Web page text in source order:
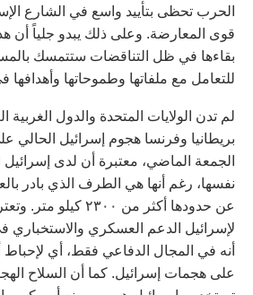
الحرب تحظى بتأييد واسع في الشارع
قوى المعارضة. وعلى ذلك يبدو جلياً أن
بقاءها في ظل التناقضات ستتمسك
للتعامل مع ملفاتها وطموحاتها وأهدافها
لم تدن الولايات المتحدة والدول
بريطانيا وفرنسا هجوم إسرائيل الحالي
الجمعة الماضي، معتبرة أن لدى
نفسها، رغم أنها هي الطرف الذي بادر
عن حدودها أكثر من
لإسرائيل الدعم العسكري والاستخباري
أنه في المجال الدفاعي فقط، أي
على هجمات إسرائيل. كما أن السلاح